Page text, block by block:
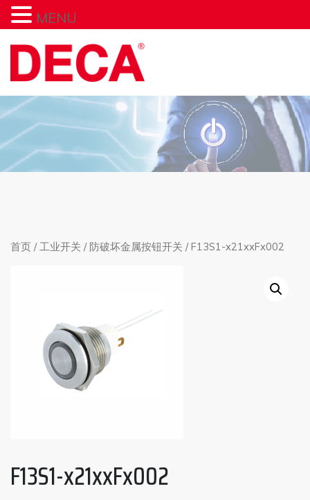
首页 /工业开关 / 防破坏金属按钮开关 / F13S1-x21xxFx002
F13S1-x21xxFx002
MENU